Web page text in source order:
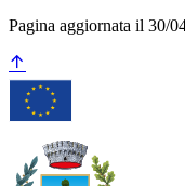
Pagina aggiornata il 30/